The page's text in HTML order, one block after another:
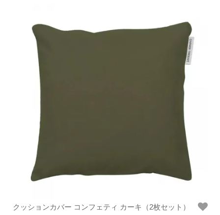
クッションカバー コンフェティ カーキ（2枚セット）